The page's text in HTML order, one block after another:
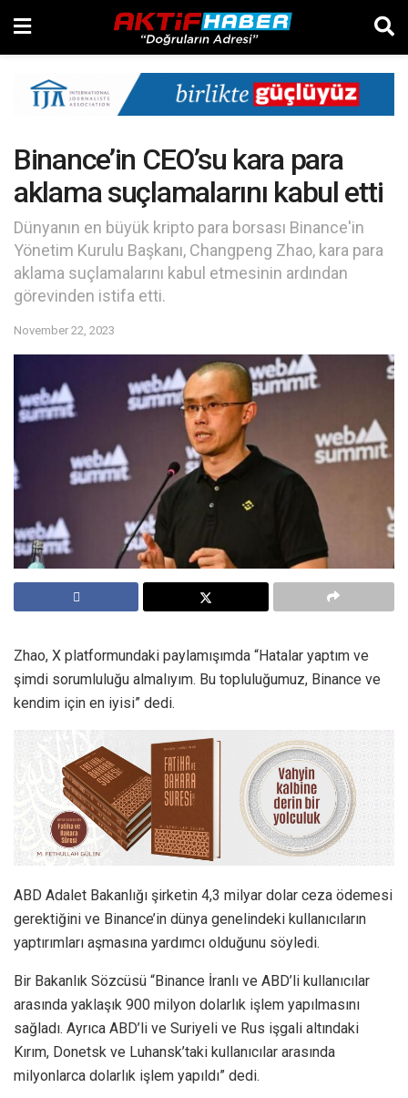
Binance’in CEO’su kara para
aklama suçlamalarını kabul etti
Dünyanın en büyük kripto para borsası Binance'in
Yönetim Kurulu Başkanı, Changpeng Zhao, kara para
aklama suçlamalarını kabul etmesinin ardından
görevinden istifa etti.
November 22, 2023
Zhao, X platformundaki paylamışımda “Hatalar yaptım ve
şimdi sorumluluğu almalıyım. Bu topluluğumuz, Binance ve
kendim için en iyisi” dedi.
ABD Adalet Bakanlığı şirketin 4,3 milyar dolar ceza ödemesi
gerektiğini ve Binance’in dünya genelindeki kullanıcıların
yaptırımları aşmasına yardımcı olduğunu söyledi.
Bir Bakanlık Sözcüsü “Binance İranlı ve ABD’li kullanıcılar
arasında yaklaşık 900 milyon dolarlık işlem yapılmasını
sağladı. Ayrıca ABD’li ve Suriyeli ve Rus işgali altındaki
Kırım, Donetsk ve Luhansk’taki kullanıcılar arasında
milyonlarca dolarlık işlem yapıldı” dedi.